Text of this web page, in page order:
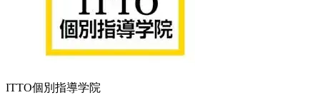
ITTO個別指導学院